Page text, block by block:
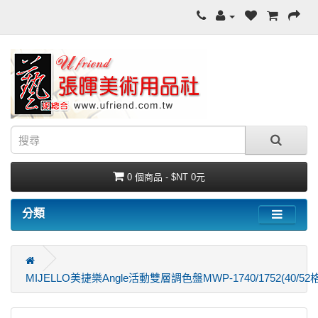
0 個商品 - $NT 0元
分類
MIJELLO美捷樂Angle活動雙層調色盤MWP-1740/1752(40/52